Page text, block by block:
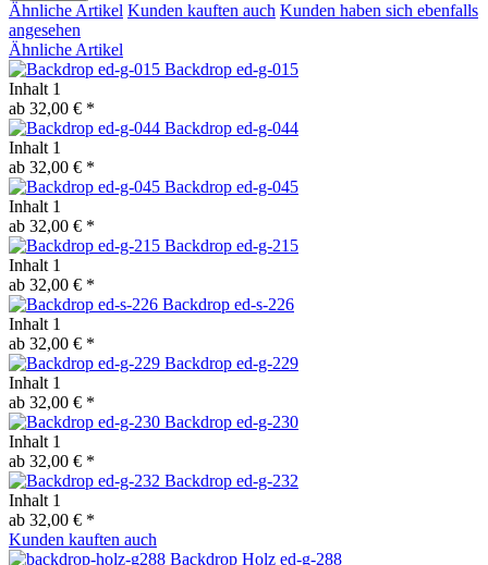
Ähnliche Artikel Kunden kauften auch Kunden haben sich ebenfalls
angesehen
Ähnliche Artikel
Backdrop ed-g-015
Inhalt 1
ab 32,00 € *
Backdrop ed-g-044
Inhalt 1
ab 32,00 € *
Backdrop ed-g-045
Inhalt 1
ab 32,00 € *
Backdrop ed-g-215
Inhalt 1
ab 32,00 € *
Backdrop ed-s-226
Inhalt 1
ab 32,00 € *
Backdrop ed-g-229
Inhalt 1
ab 32,00 € *
Backdrop ed-g-230
Inhalt 1
ab 32,00 € *
Backdrop ed-g-232
Inhalt 1
ab 32,00 € *
Kunden kauften auch
Backdrop Holz ed-g-288